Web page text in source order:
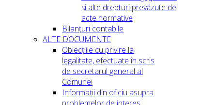
și alte drepturi prevăzute de
acte normative
Bilanțuri contabile
ALTE DOCUMENTE
Obiecțiile cu privire la
legalitate, efectuate în scris
de secretarul general al
Comunei
Informații din oficiu asupra